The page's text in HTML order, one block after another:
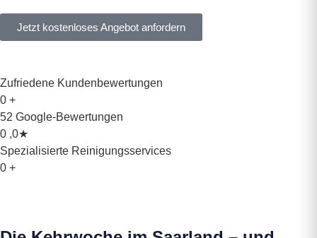
Jetzt kostenloses Angebot anfordern
Zufriedene Kundenbewertungen
0 +
52 Google-Bewertungen
0 ,0★
Spezialisierte Reinigungsservices
0 +